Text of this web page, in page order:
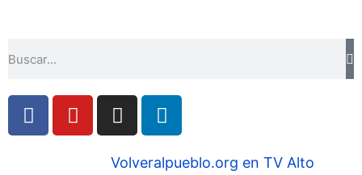
Volveralpueblo.org en TV Alto